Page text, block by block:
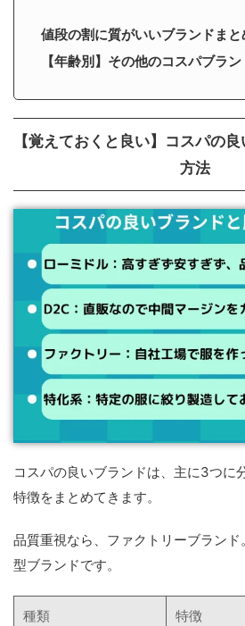
値段の割に質がいいブランドまと
【年齢別】その他のコスパブラ
【覚えておくと良い】コスパの
方法
コスパの良いブランドは、主に3つに
特徴をまとめてきます。
品質重視なら、ファクトリーブラン
型ブランドです。
種類 特徴